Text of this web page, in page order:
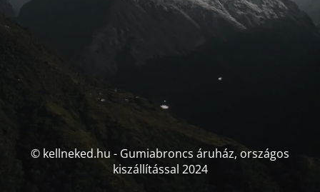
© kellneked.hu - Gumiabroncs áruház, országos
kiszállítással 2024